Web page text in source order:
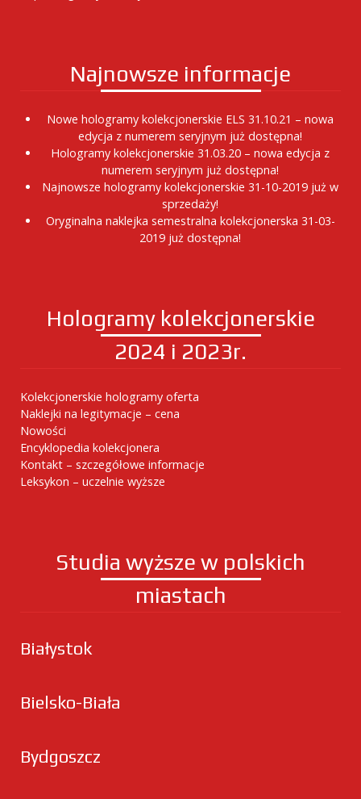
Najnowsze informacje
Nowe hologramy kolekcjonerskie ELS 31.10.21 – nowa
edycja z numerem seryjnym już dostępna!
Hologramy kolekcjonerskie 31.03.20 – nowa edycja z
numerem seryjnym już dostępna!
Najnowsze hologramy kolekcjonerskie 31-10-2019 już w
sprzedaży!
Oryginalna naklejka semestralna kolekcjonerska 31-03-
2019 już dostępna!
Hologramy kolekcjonerskie
2024 i 2023r.
Kolekcjonerskie hologramy oferta
Naklejki na legitymacje – cena
Nowości
Encyklopedia kolekcjonera
Kontakt – szczegółowe informacje
Leksykon – uczelnie wyższe
Studia wyższe w polskich
miastach
Białystok
Bielsko-Biała
Bydgoszcz